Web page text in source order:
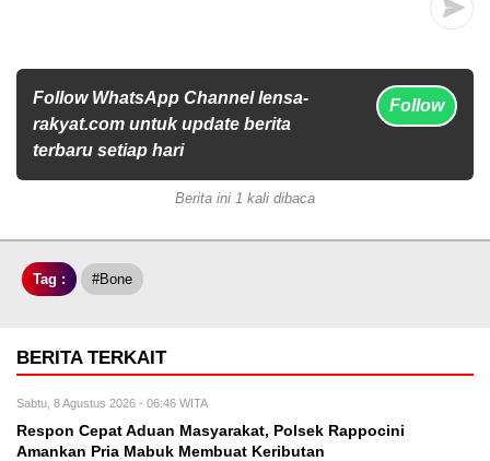
Follow WhatsApp Channel lensa-
rakyat.com untuk update berita
terbaru setiap hari
Follow
Berita ini 1 kali dibaca
Tag : #Bone
BERITA TERKAIT
Sabtu, 8 Agustus 2026 - 06:46 WITA
Respon Cepat Aduan Masyarakat, Polsek Rappocini
Amankan Pria Mabuk Membuat Keributan